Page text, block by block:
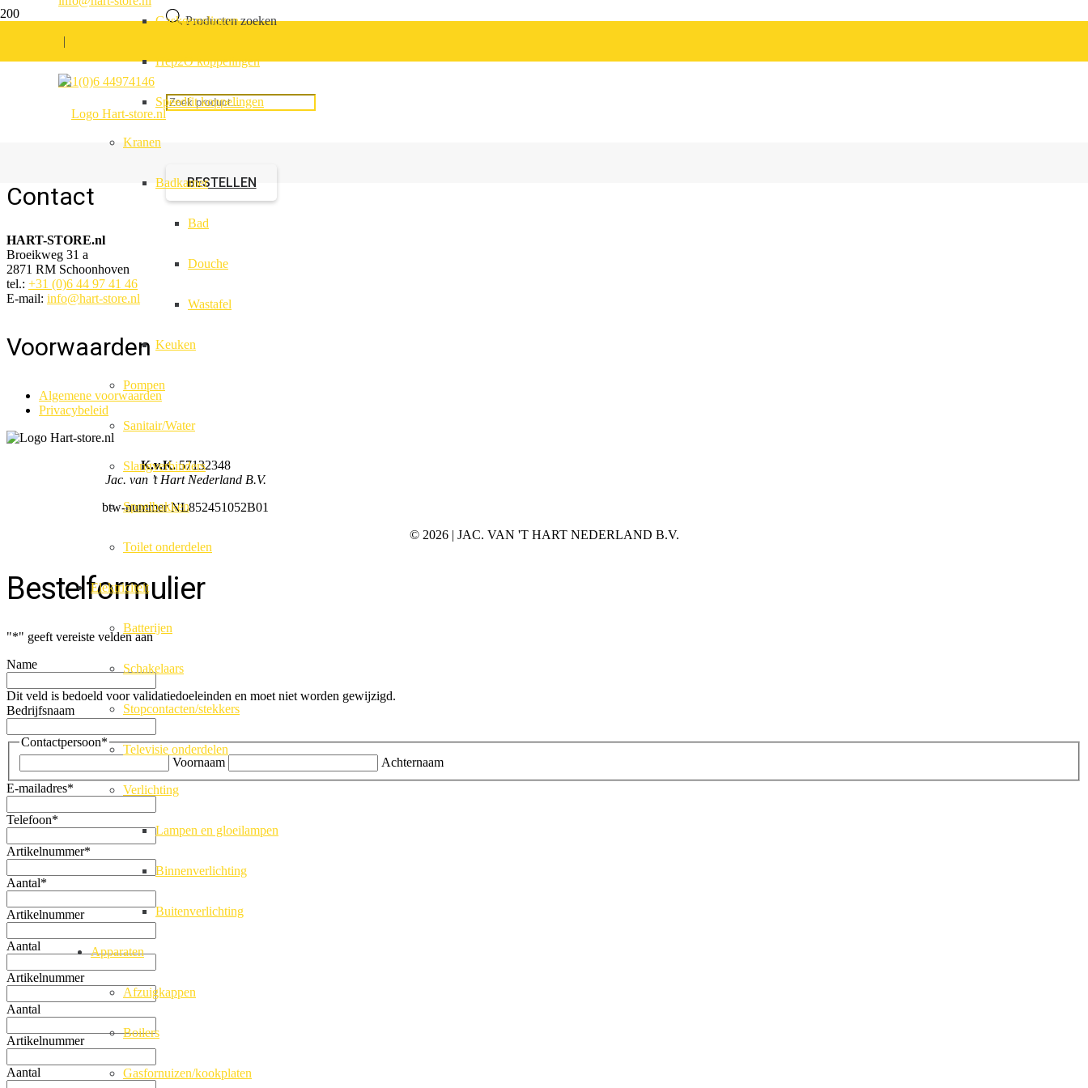
|
+31(0)6 44974146
Producten zoeken
BESTELLEN
Gaskoppelingen
Hep2O koppelingen
Speedfit koppelingen
Kranen
Badkamer
Bad
Douche
Wastafel
Keuken
Pompen
Sanitair/Water
Slangverbinders
Spoelbakken
Toilet onderdelen
Elektriciteit
Batterijen
Schakelaars
Stopcontacten/stekkers
Televisie onderdelen
Verlichting
Lampen en gloeilampen
Binnenverlichting
Buitenverlichting
Apparaten
Afzuigkappen
Boilers
Gasfornuizen/kookplaten
Inbouw toiletslot bruin
632001.01
Contact
HART-STORE.nl
Broeikweg 31 a
2871 RM Schoonhoven
tel.: +31 (0)6 44 97 41 46
E-mail: info@hart-store.nl
Voorwaarden
Algemene voorwaarden
Privacybeleid
K.v.K.57132348
Jac. van ’t Hart Nederland B.V.
btw-nummer NL852451052B01
© 2026 | JAC. VAN 'T HART NEDERLAND B.V.
Bestelformulier
"*" geeft vereiste velden aan
Name
Dit veld is bedoeld voor validatiedoeleinden en moet niet worden gewijzigd.
Bedrijfsnaam
Contactpersoon*
Voornaam
Achternaam
E-mailadres*
Telefoon*
Artikelnummer*
Aantal*
Artikelnummer
Aantal
Artikelnummer
Aantal
Artikelnummer
Aantal